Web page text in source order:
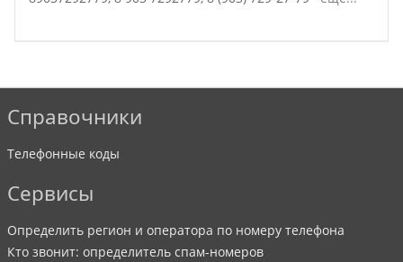
Справочники
Телефонные коды
Сервисы
Определить регион и оператора по номеру телефона
Кто звонит: определитель спам-номеров